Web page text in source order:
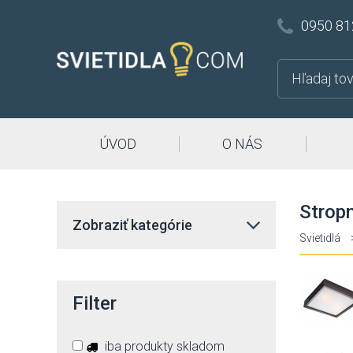
0950
ÚVOD O NÁS
Svietidlá
Zobraziť kategórie
Filter
iba produkty skladom